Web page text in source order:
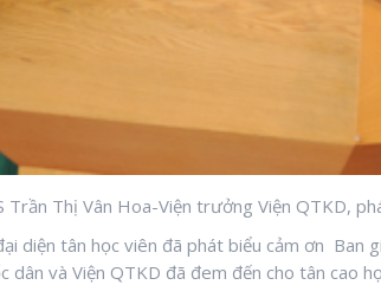
Trần Thị Vân Hoa-Viện trưởng Viện QTKD,
diện tân học viên đã phát biểu cảm ơn Ban
dân và Viện QTKD đã đem đến cho tân cao